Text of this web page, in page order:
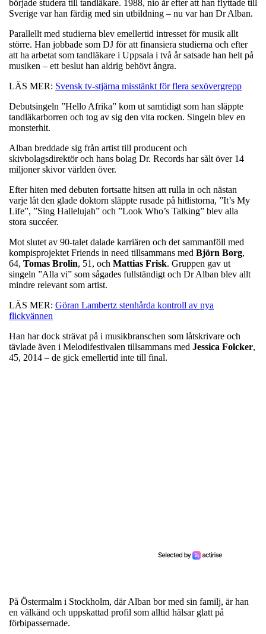
började studera till tandläkare. 1988, nio år efter att han flyttade till
Sverige var han färdig med sin utbildning – nu var han Dr Alban.
Parallellt med studierna blev emellertid intresset för musik allt
större. Han jobbade som DJ för att finansiera studierna och efter
att ha arbetat som tandläkare i Uppsala i två år satsade han helt på
musiken – ett beslut han aldrig behövt ångra.
LÄS MER: Svensk tv-stjärna misstänkt för flera sexövergrepp
Debutsingeln ”Hello Afrika” kom ut samtidigt som han släppte
tandläkarborren och tog av sig den vita rocken. Singeln blev en
monsterhit.
Alban breddade sig från artist till producent och
skivbolagsdirektör och hans bolag Dr. Records har sålt över 14
miljoner skivor världen över.
Efter hiten med debuten fortsatte hitsen att rulla in och nästan
varje låt den glade doktorn släppte rusade på hitlistorna, ”It’s My
Life”, ”Sing Hallelujah” och ”Look Who’s Talking” blev alla
stora succéer.
Mot slutet av 90-talet dalade karriären och det sammanföll med
kompisprojektet Friends in need tillsammans med Björn Borg,
64, Tomas Brolin, 51, och Mattias Frisk. Gruppen gav ut
singeln ”Alla vi” som sågades fullständigt och Dr Alban blev allt
mindre relevant som artist.
LÄS MER: Göran Lambertz stenhårda kontroll av nya
flickvännen
Han har dock strävat på i musikbranschen som låtskrivare och
tävlade även i Melodifestivalen tillsammans med Jessica Folcker,
45, 2014 – de gick emellertid inte till final.
På Östermalm i Stockholm, där Alban bor med sin familj, är han
en välkänd och uppskattad profil som alltid hälsar glatt på
förbipassernade.